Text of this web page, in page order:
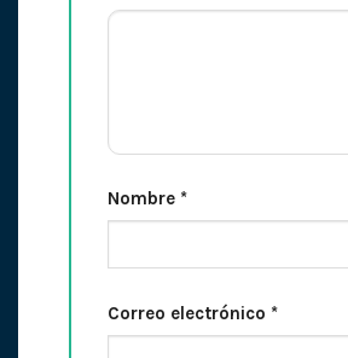
Nombre *
Correo electrónico *